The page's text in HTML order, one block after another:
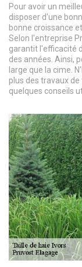
Pour avoir un
disposer d'une
bonne croissance
Selon l'entreprise
garantit l'efficacité
des années. Ainsi,
large que la cime.
plus des travaux
quelques conseils